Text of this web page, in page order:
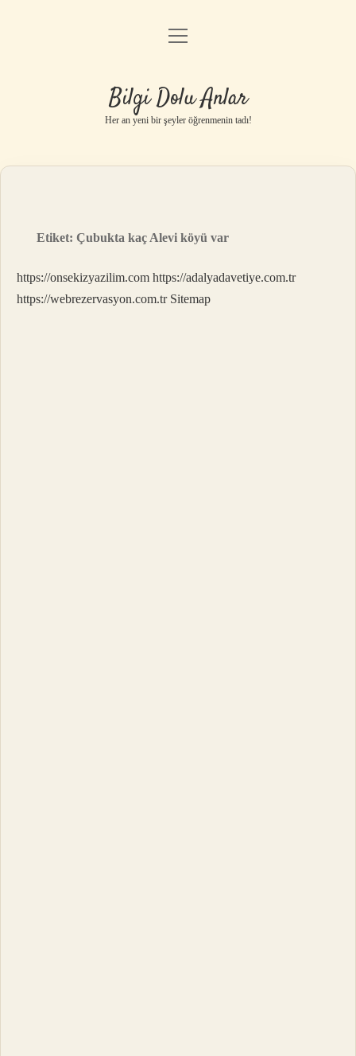
Anasayfa
Yasal Uyarı
menüyü
Bilgi Dolu Anlar
Her an yeni bir şeyler öğrenmenin tadı!
Etiket:Çubukta kaç Alevi köyü var
https://onsekizyazilim.com https://adalyadavetiye.com.tr
https://webrezervasyon.com.tr Sitemap